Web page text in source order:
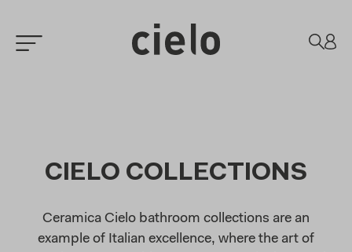
CIELO COLLECTIONS
Ceramica Cielo bathroom collections are an
example of Italian excellence, where the art of